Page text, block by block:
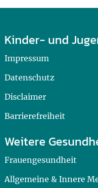
Kinder- und
Impressum
Datenschutz
Disclaimer
Barrierefreiheit
Weitere
Frauengesundheit
Allgemeine & Innere